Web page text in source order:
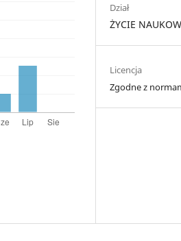
Dział
ŻYCIE
Licencja
Zgodne z